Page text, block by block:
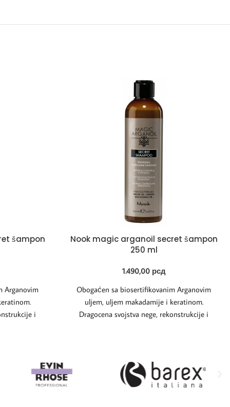
šampon
Arganovim
i
Nook magic arganoil secret šampon
250 ml
1.490,00 рсд
Obogaćen sa biosertifikovanim Arganovim
uljem, uljem makadamije i keratinom.
Dragocena svojstva nege, rekonstrukcije i